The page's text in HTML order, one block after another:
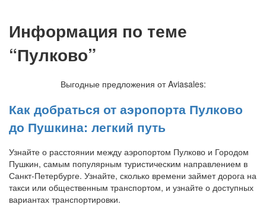
Информация по теме
“Пулково”
Выгодные предложения от Aviasales:
Как добраться от аэропорта Пулково
до Пушкина: легкий путь
Узнайте о расстоянии между аэропортом Пулково и Городом
Пушкин, самым популярным туристическим направлением в
Санкт-Петербурге. Узнайте, сколько времени займет дорога на
такси или общественным транспортом, и узнайте о доступных
вариантах транспортировки.